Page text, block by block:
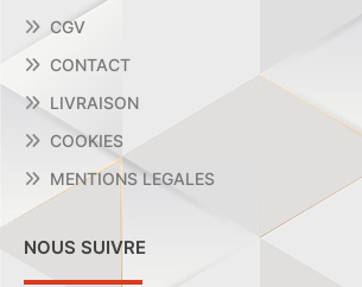
CGV
CONTACT
LIVRAISON
COOKIES
MENTIONS LEGALES
NOUS SUIVRE